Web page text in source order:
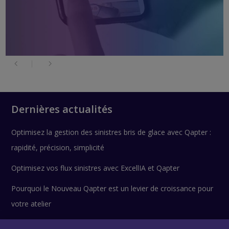
Dernières actualités
Optimisez la gestion des sinistres bris de glace avec Qapter :
rapidité, précision, simplicité
Optimisez vos flux sinistres avec ExcellIA et Qapter
Pourquoi le Nouveau Qapter est un levier de croissance pour
votre atelier